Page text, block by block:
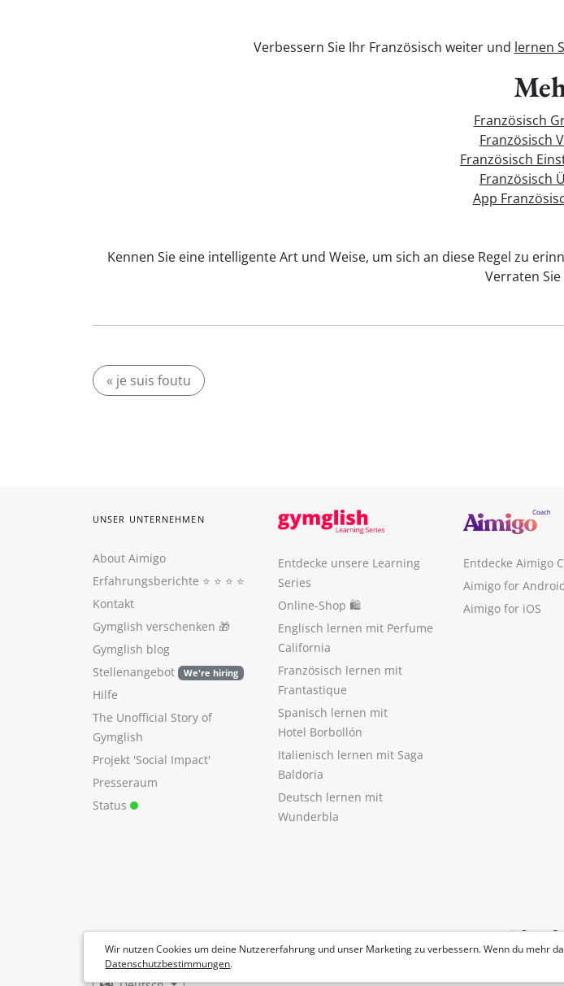
Verbessern Sie Ihr Französisch weiter und lernen
Französisch
Französisch
Französisch
Französisch
App
Kennen Sie eine intelligente Art und Weise, um sich an diese Regel zu
Verraten Sie
« je suis foutu
Wir nutzen Cookies um deine Nutzererfahrung und unser Marketing zu verbessern. Wenn du mehr
Datenschutzbestimmungen.
UNSER UNTERNEHMEN
About Aimigo
Erfahrungsberichte ⭐️ ⭐️ ⭐️ ⭐️
Kontakt
Gymglish verschenken 🎁
Gymglish blog
Stellenangebot
We're hiring
Hilfe
The Unofficial Story of
Gymglish
Projekt 'Social Impact'
Presseraum
Status
Entdecke unsere Learning
Series
Online-Shop 🛍
Englisch lernen mit Perfume
California
Französisch lernen mit
Frantastique
Spanisch lernen mit
Hotel Borbollón
Italienisch lernen mit Saga
Baldoria
Deutsch lernen mit
Wunderbla
Entdecke Aimigo
Aimigo for
Aimigo for iOS